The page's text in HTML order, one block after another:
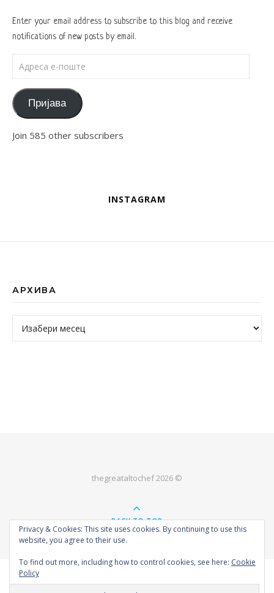
Enter your email address to subscribe to this blog and receive
notifications of new posts by email.
Пријава
Join 585 other subscribers
INSTAGRAM
АРХИВА
Архива
thegreataltochef 2026 ©
BACK TO TOP
Privacy & Cookies: This site uses cookies. By continuing to use this
website, you agree to their use.
To find out more, including how to control cookies, see here: Cookie
Policy